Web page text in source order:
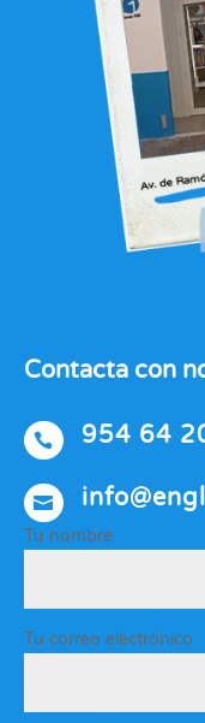
Contacta con
 954 64

Tu nombre
Tu correo electrónico